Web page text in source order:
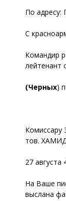
По адресу:
С
Командир
лейтенант
(Черных)
Комиссару
тов.
27 августа
На Ваше
выслана